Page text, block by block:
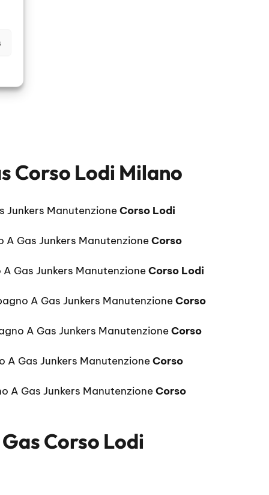
Corso Lodi Milano
Junkers ManutenzioneCorso Lodi
A Gas Junkers ManutenzioneCorso
Gas Junkers ManutenzioneCorso Lodi
A Gas Junkers ManutenzioneCorso
A Gas Junkers ManutenzioneCorso
A Gas Junkers ManutenzioneCorso
A Gas Junkers ManutenzioneCorso
Corso Lodi